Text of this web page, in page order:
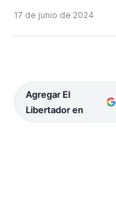
17 de junio de 2024
Agregar El
Libertador en